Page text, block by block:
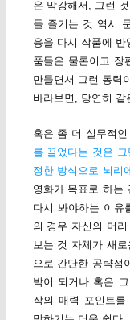
은 막강해서, 그런
들 즐기는 것 역시
응을 다시 작품에
품들은 물론이고 장
만들면서 그런 동력
바라보면, 당연히
혹은 좀 더 실무적
를 끌었다는 것은
정한 방식으로 뇌리
영화가 목표로 하는
다시 봐야하는 이유
의 경우 자신의 머
보는 것 자체가 새
으로 간단한 공략점
박이 되거나 혹은
작의 매력 포인트